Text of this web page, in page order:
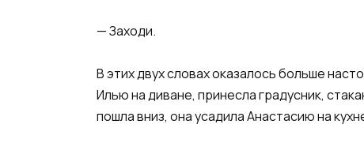
— Заходи.
В этих двух словах оказалось больше
Илью на диване, принесла градусник,
пошла вниз, она усадила Анастасию на